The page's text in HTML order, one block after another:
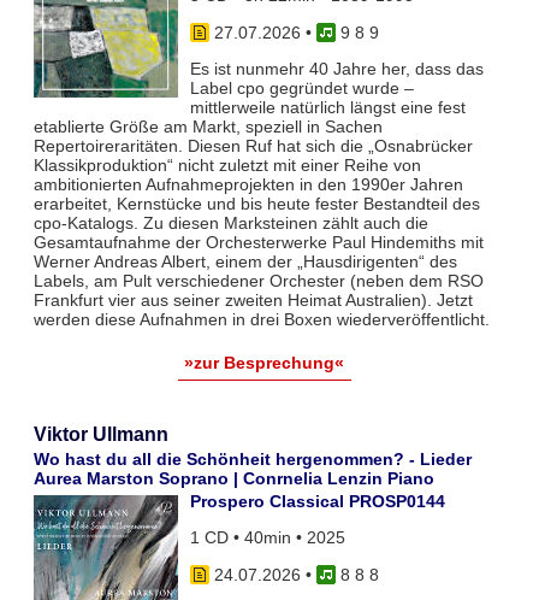
27.07.2026 •
9 8 9
Es ist nunmehr 40 Jahre her, dass das
Label cpo gegründet wurde –
mittlerweile natürlich längst eine fest
etablierte Größe am Markt, speziell in Sachen
Repertoireraritäten. Diesen Ruf hat sich die „Osnabrücker
Klassikproduktion“ nicht zuletzt mit einer Reihe von
ambitionierten Aufnahmeprojekten in den 1990er Jahren
erarbeitet, Kernstücke und bis heute fester Bestandteil des
cpo-Katalogs. Zu diesen Marksteinen zählt auch die
Gesamtaufnahme der Orchesterwerke Paul Hindemiths mit
Werner Andreas Albert, einem der „Hausdirigenten“ des
Labels, am Pult verschiedener Orchester (neben dem RSO
Frankfurt vier aus seiner zweiten Heimat Australien). Jetzt
werden diese Aufnahmen in drei Boxen wiederveröffentlicht.
»zur Besprechung«
Viktor Ullmann
Wo hast du all die Schönheit hergenommen? - Lieder
Aurea Marston Soprano | Conrnelia Lenzin Piano
Prospero Classical PROSP0144
1 CD • 40min • 2025
24.07.2026 •
8 8 8